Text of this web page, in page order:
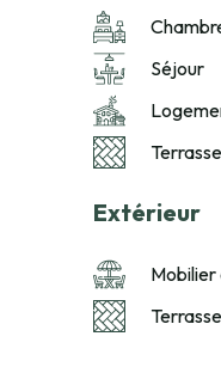
Séjour
Terrasse
Extérieur
Terrasse